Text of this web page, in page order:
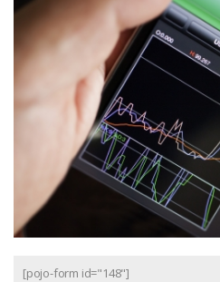
[pojo-form id="148"]